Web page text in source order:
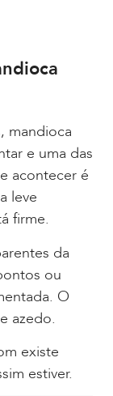
mandioca
e uma das
acontecer é
leve
firme.
da
ou
O
azedo.
existe
estiver.